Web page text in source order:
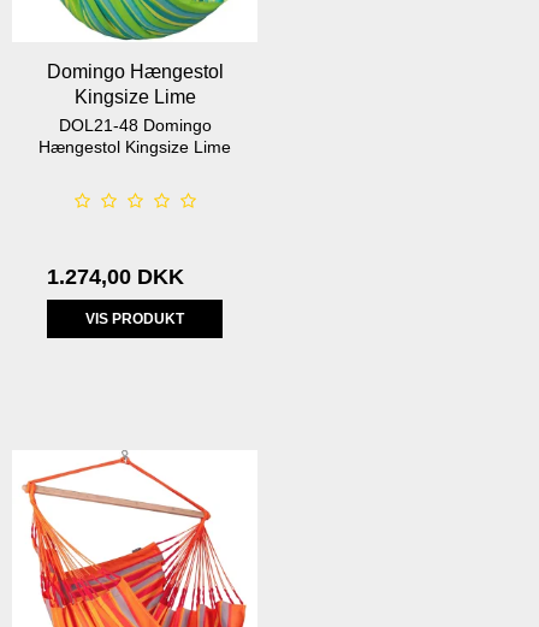
Domingo Hængestol
Kingsize Lime
DOL21-48 Domingo
Hængestol Kingsize Lime
1.274,00 DKK
VIS PRODUKT